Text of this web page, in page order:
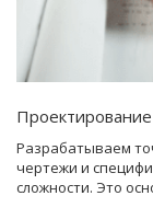
Проектирование
Разрабатываем
чертежи и
сложности. Это